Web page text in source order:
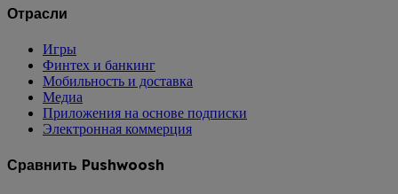
Отрасли
Игры
Финтех и банкинг
Мобильность и доставка
Медиа
Приложения на основе подписки
Электронная коммерция
Сравнить Pushwoosh